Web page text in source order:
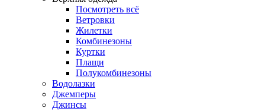
Посмотреть всё
Ветровки
Жилетки
Комбинезоны
Куртки
Плащи
Полукомбинезоны
Водолазки
Джемперы
Джинсы